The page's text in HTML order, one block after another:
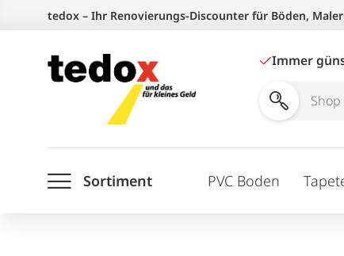
springen
tedox – Ihr Renovierungs-Discounter für Böden,
Immer
Shop
durchsuchen
Sortiment PVC Boden